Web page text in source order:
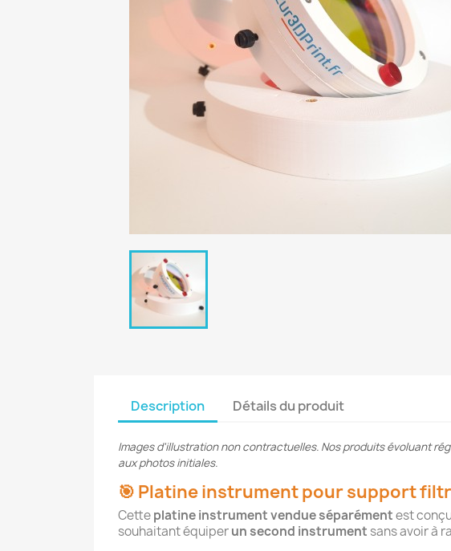
Description Détails du produit
Images d'illustration non contractuelles. Nos produits évoluant
aux photos initiales.
🎯 Platine instrument pour support
Cetteplatine instrument vendue séparémentest
souhaitant équiperun second instrument sans avoir à